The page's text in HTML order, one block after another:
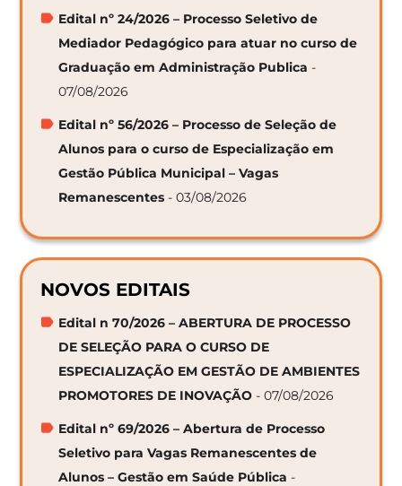
Edital nº 24/2026 – Processo Seletivo de
Mediador Pedagógico para atuar no curso de
Graduação em Administração Publica -
07/08/2026
Edital nº 56/2026 – Processo de Seleção de
Alunos para o curso de Especialização em
Gestão Pública Municipal – Vagas
Remanescentes - 03/08/2026
NOVOS EDITAIS
Edital n 70/2026 – ABERTURA DE PROCESSO
DE SELEÇÃO PARA O CURSO DE
ESPECIALIZAÇÃO EM GESTÃO DE AMBIENTES
PROMOTORES DE INOVAÇÃO - 07/08/2026
Edital nº 69/2026 – Abertura de Processo
Seletivo para Vagas Remanescentes de
Alunos – Gestão em Saúde Pública -